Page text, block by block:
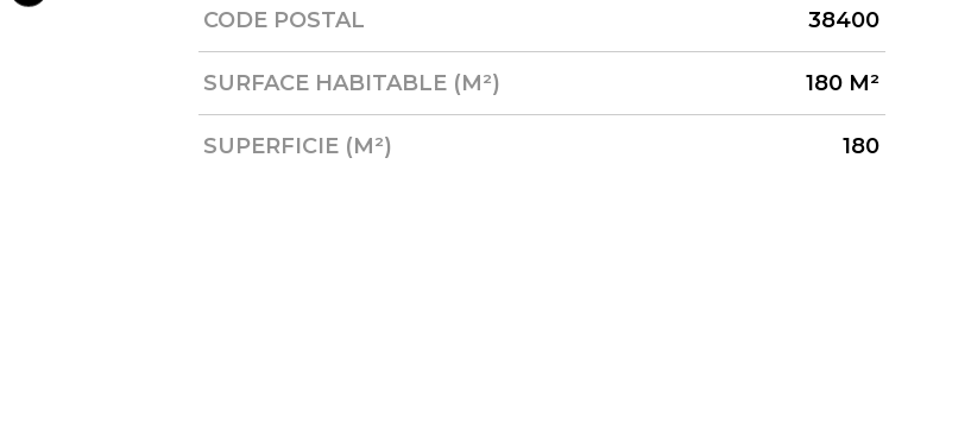
CODE POSTAL 38400
SURFACE HABITABLE (M²) 180 M²
SUPERFICIE (M²) 180